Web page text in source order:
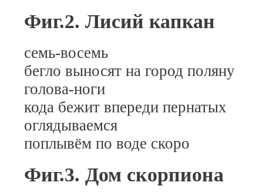
Фиг.2. Лисий капкан
семь-восемь
бегло выносят на город поляну
голова-ноги
кода бежит впереди пернатых
оглядываемся
поплывём по воде скоро
Фиг.3. Дом скорпиона